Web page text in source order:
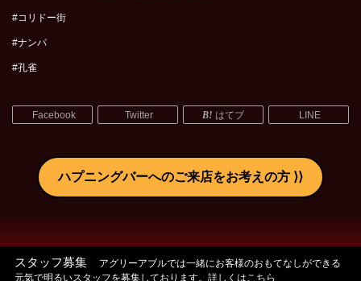
#コリドー街
#ナンパ
#孔雀
Facebook Twitter はてブ LINE
ハプニングバーへのご来店をお考えの方
スタッフ募集
アグリーアブルでは一緒にお客様のおもてなしができる
元気で明るいスタッフを募集しております。詳しくはこちら